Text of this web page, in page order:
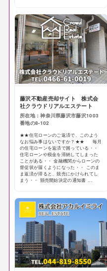
藤沢不動産売却サイト 株式会
社クラウドリアルエステート
所在地：神奈川県藤沢市藤沢1003
番地の8-102
★★住宅ローンのご返済で、このよう
なお悩み事はないですか？★★ 毎月
の住宅ローンを返済で困っている・・
住宅ローンや税金を滞納してしまった
ことがある・・ 金融機関からローンの
督促状が届くようになった・・ このま
ま返済が滞ると、競売にかけられてし
まう・・ 競売開始決定の通知書 ...